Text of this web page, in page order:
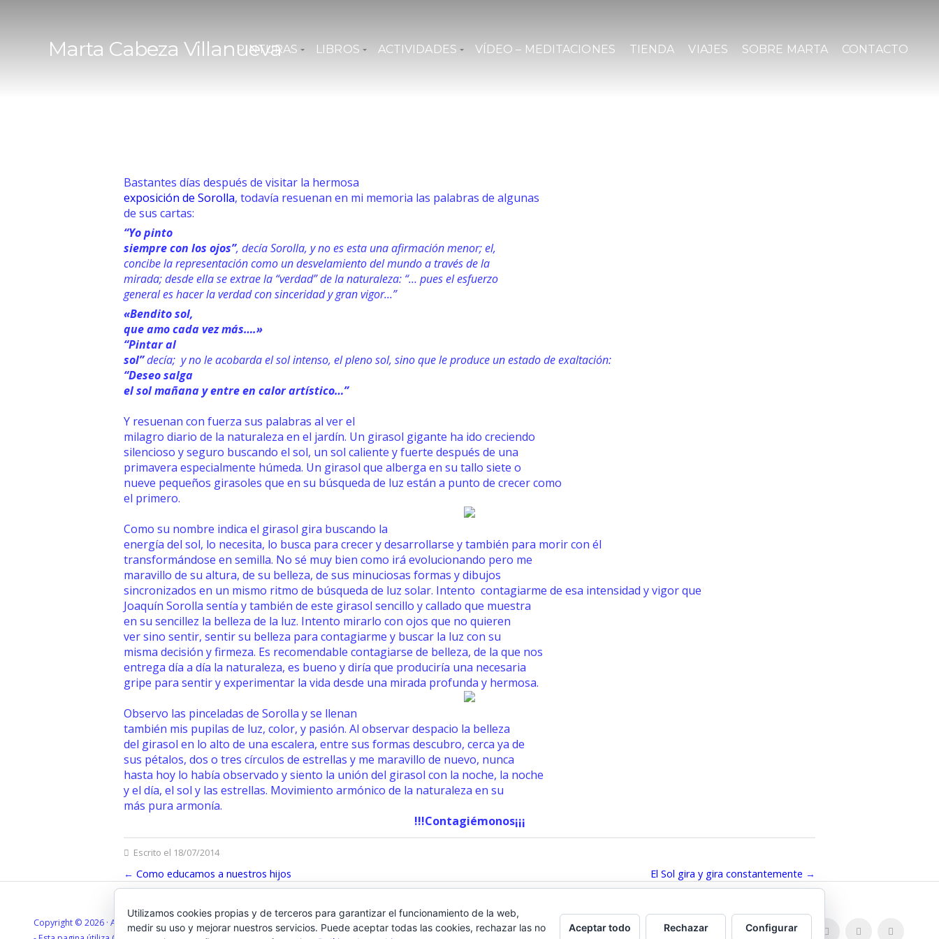
Marta Cabeza Villanueva
PINTURAS LIBROS ACTIVIDADES VÍDEO – MEDITACIONES TIENDA VIAJES SOBRE MARTA CONTACTO
Bastantes días después de visitar la hermosa
exposición de Sorolla, todavía resuenan en mi memoria las palabras de algunas
de sus cartas:
“Yo pinto
siempre con los ojos”, decía Sorolla, y no es esta una afirmación menor; el,
concibe la representación como un desvelamiento del mundo a través de la
mirada; desde ella se extrae la “verdad” de la naturaleza: “… pues el esfuerzo
general es hacer la verdad con sinceridad y gran vigor…”
«Bendito sol,
que amo cada vez más….»
“Pintar al
sol”decía; y no le acobarda el sol intenso, el pleno sol, sino que le produceun estado de exaltación:
“Deseo salga
el sol mañana y entre en calor artístico…”
Y resuenan con fuerza sus palabras al ver el
milagro diario de la naturaleza en el jardín. Un girasol gigante ha ido creciendo
silencioso y seguro buscando el sol, un sol caliente y fuerte después de una
primavera especialmente húmeda. Un girasol que alberga en su tallo siete o
nueve pequeños girasoles que en su búsqueda de luz están a punto de crecer como
el primero.
Como su nombre indica el girasol gira buscando la
energía del sol, lo necesita, lo busca para crecer y desarrollarse y también para morir con él
transformándose en semilla. No sé muy bien como irá evolucionando pero me
maravillo de su altura, de su belleza, de sus minuciosas formas y dibujos
sincronizados en un mismo ritmo de búsqueda de luz solar. Intento contagiarme de esa intensidad y vigor que
Joaquín Sorolla sentía y también de este girasol sencillo y callado que muestra
en su sencillez la belleza de la luz. Intento mirarlo con ojos que no quieren
ver sino sentir, sentir su belleza para contagiarme y buscar la luz con su
misma decisión y firmeza. Es recomendable contagiarse de belleza, de la que nos
entrega día a día la naturaleza, es bueno y diría que produciría una necesaria
gripe para sentir y experimentar la vida desde una mirada profunda y hermosa.
Observo las pinceladas de Sorolla y se llenan
también mis pupilas de luz, color, y pasión. Al observar despacio la belleza
del girasol en lo alto de una escalera, entre sus formas descubro, cerca ya de
sus pétalos, dos o tres círculos de estrellas y me maravillo de nuevo, nunca
hasta hoy lo había observado y siento la unión del girasol con la noche, la noche
y el día, el sol y las estrellas. Movimiento armónico de la naturaleza en su
más pura armonía.
!!!Contagiémonos¡¡¡
Escrito el 18/07/2014
← Como educamos a nuestros hijos El Sol gira y gira constantemente →
Copyright © 2026 · All Rights Reserved · Marta Cabeza Villanueva · RSS Feed ·Acceder· Aviso legal y
Política de privacidad
Utilizamos cookies propias y de terceros para garantizar el funcionamiento de la web,
medir su uso y mejorar nuestros servicios. Puede aceptar todas las cookies, rechazar las no
Aceptar todo Rechazar Configurar